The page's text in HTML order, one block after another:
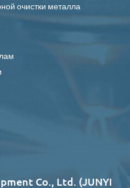
очистки металла
Co., Ltd. (JUNYI